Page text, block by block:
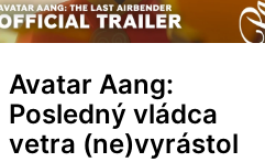
Avatar Aang:
Posledný vládca
vetra (ne)vyrástol